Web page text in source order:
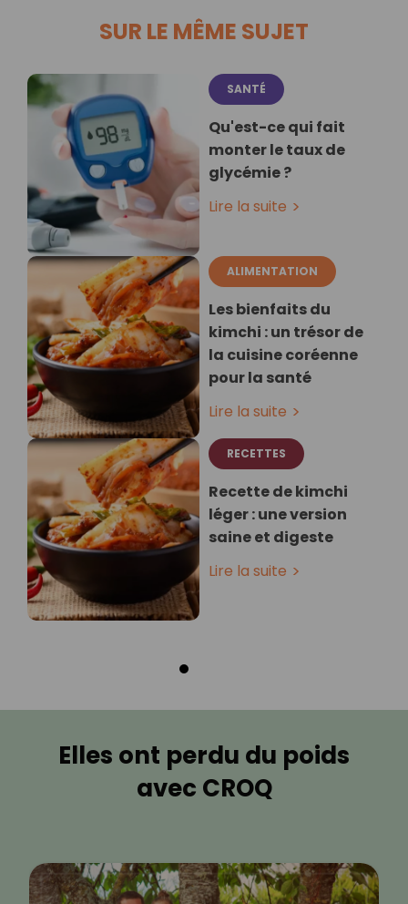
SUR LE MÊME SUJET
SANTÉ
Qu'est-ce qui fait
monter le taux de
glycémie ?
Lire la suite
ALIMENTATION
Les bienfaits du
kimchi : un trésor de
la cuisine coréenne
pour la santé
Lire la suite
RECETTES
Recette de kimchi
léger : une version
saine et digeste
Lire la suite
Elles ont perdu du poids
avec CROQ